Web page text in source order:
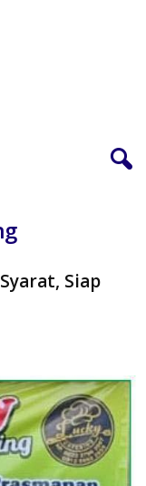
Siap